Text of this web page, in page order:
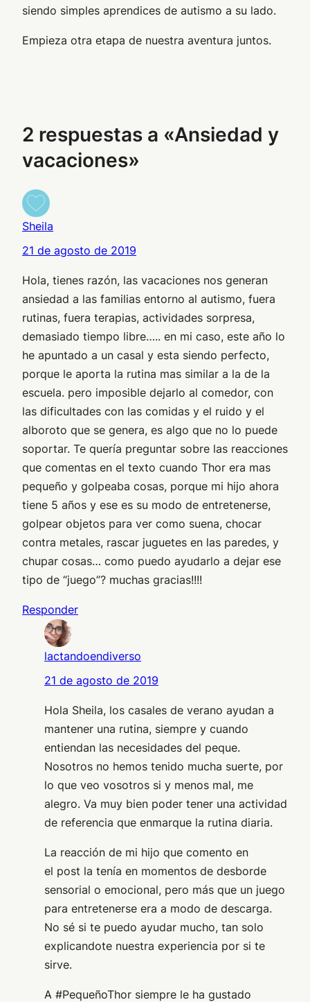
siendo simples aprendices de autismo a su lado.
Empieza otra etapa de nuestra aventura juntos.
2 respuestas a «Ansiedad y
vacaciones»
Sheila
21 de agosto de 2019
Hola, tienes razón, las vacaciones nos generan
ansiedad a las familias entorno al autismo, fuera
rutinas, fuera terapias, actividades sorpresa,
demasiado tiempo libre….. en mi caso, este año lo
he apuntado a un casal y esta siendo perfecto,
porque le aporta la rutina mas similar a la de la
escuela. pero imposible dejarlo al comedor, con
las dificultades con las comidas y el ruido y el
alboroto que se genera, es algo que no lo puede
soportar. Te quería preguntar sobre las reacciones
que comentas en el texto cuando Thor era mas
pequeño y golpeaba cosas, porque mi hijo ahora
tiene 5 años y ese es su modo de entretenerse,
golpear objetos para ver como suena, chocar
contra metales, rascar juguetes en las paredes, y
chupar cosas… como puedo ayudarlo a dejar ese
tipo de “juego”? muchas gracias!!!!
Responder
lactandoendiverso
21 de agosto de 2019
Hola Sheila, los casales de verano ayudan a
mantener una rutina, siempre y cuando
entiendan las necesidades del peque.
Nosotros no hemos tenido mucha suerte, por
lo que veo vosotros si y menos mal, me
alegro. Va muy bien poder tener una actividad
de referencia que enmarque la rutina diaria.
La reacción de mi hijo que comento en
el post la tenía en momentos de desborde
sensorial o emocional, pero más que un juego
para entretenerse era a modo de descarga.
No sé si te puedo ayudar mucho, tan solo
explicandote nuestra experiencia por si te
sirve.
A #PequeñoThor siempre le ha gustado